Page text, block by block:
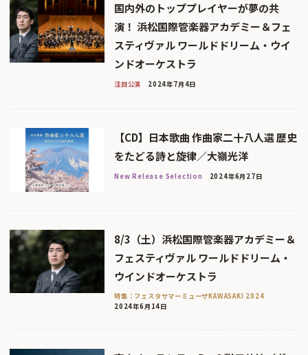
国内外のトッププレイヤーが夢の共
演！ 浜松国際管楽器アカデミー＆フェ
スティヴァル ワールドドリーム・ウイ
ンドオーケストラ
注目公演 2024年7月4日
【CD】日本歌曲 作曲家二十八人選 歴史
をたどる詩と旋律／大嶺光洋
New Release Selection 2024年6月27日
8/3（土）浜松国際管楽器アカデミー＆
フェスティヴァル ワールドドリーム・
ウインドオーケストラ
特集：フェスタサマーミューザKAWASAKI 2024
2024年6月14日